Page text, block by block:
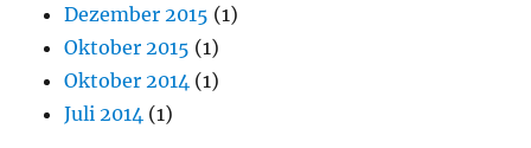
Dezember 2015 (1)
Oktober 2015 (1)
Oktober 2014 (1)
Juli 2014 (1)